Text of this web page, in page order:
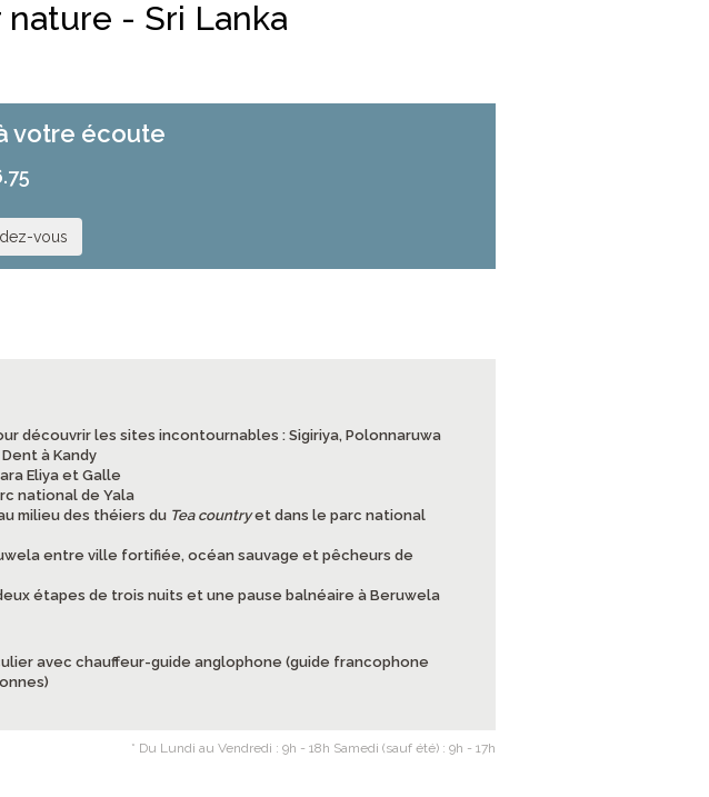
- Sri Lanka
votre écoute
vous
découvrir les sites incontournables : Sigiriya, Polonnaruwa
à Kandy
Eliya et Galle
national de Yala
milieu des théiers du Tea countryet dans le parc national
entre ville fortifiée, océan sauvage et pêcheurs de
étapes de trois nuits et une pause balnéaire à Beruwela
avec chauffeur-guide anglophone (guide francophone
* Du Lundi au Vendredi : 9h - 18h Samedi (sauf été) : 9h - 17h